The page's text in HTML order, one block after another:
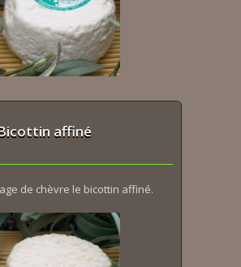
affiné
de chèvre le bicottin affiné.